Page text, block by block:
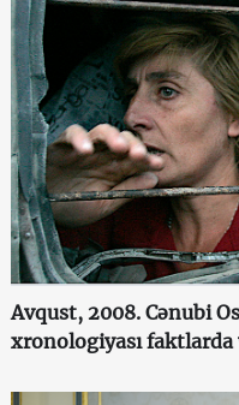
Avqust, 2008. Cənubi
xronologiyası